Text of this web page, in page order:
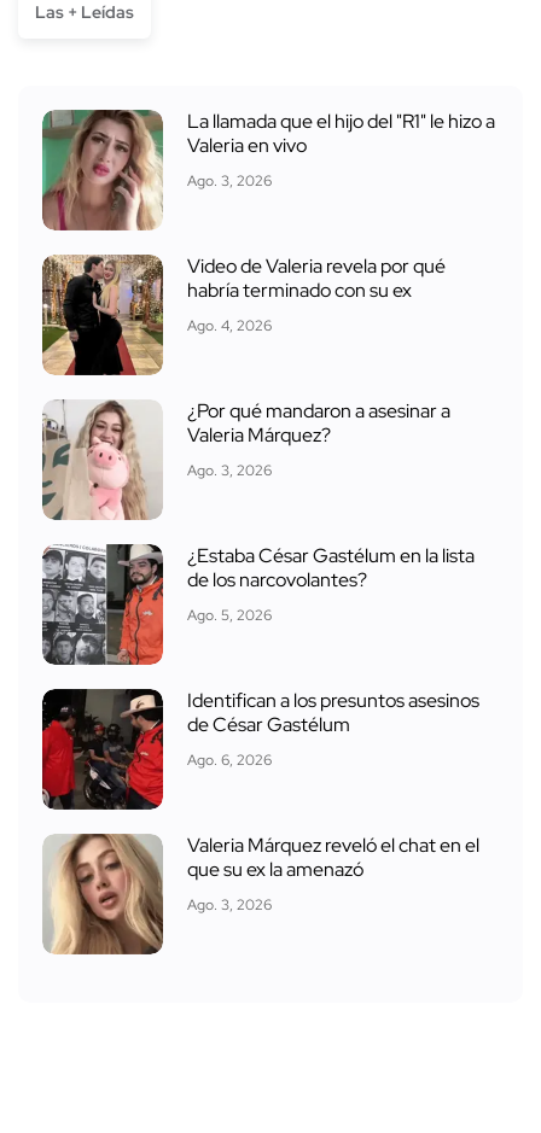
Las + Leídas
La llamada que el hijo del "R1" le hizo a
Valeria en vivo
Ago. 3, 2026
Video de Valeria revela por qué
habría terminado con su ex
Ago. 4, 2026
¿Por qué mandaron a asesinar a
Valeria Márquez?
Ago. 3, 2026
¿Estaba César Gastélum en la lista
de los narcovolantes?
Ago. 5, 2026
Identifican a los presuntos asesinos
de César Gastélum
Ago. 6, 2026
Valeria Márquez reveló el chat en el
que su ex la amenazó
Ago. 3, 2026